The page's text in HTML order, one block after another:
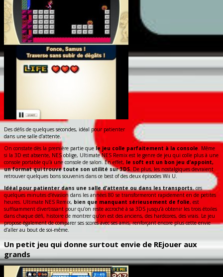
Des défis de quelques secondes, idéal pour patienter
dans une salle d’attente.
On constate dès la première partie quele jeu colle parfaitement à la console. Même
si la 3D est absente, NES oblige, Ultimate NES Remix est le genre de jeu qui colle plus à une
console portable qu’à une console de salon. En effet, le soft est un bon jeu d’appoint,
un format qui trouve toute son utilité sur 3DS.De plus, les nostalgiques devraient
retrouver quelques bons souvenirs dans ce best of des deux épisodes Wii U.
Idéal pour patienter dans une salle d’attente ou dans les transports, ces
quelques minutes d’évasion dans les années 80 se transformeront rapidement en de petites
heures. Ultimate NES Remix, bien que manquant sérieusement de folie, est
suffisamment divertissant pour qu’on reste accroché à sa 3DS jusqu’à obtenir les trois étoiles
dans chaque défi, histoire de montrer qu’on est des anciens, des hardcores, des vrais. Le jeu
propose également de comparer ses scores avec ses amis, renforçant encore plus cette envie
d’aller au bout de soi-même.
Un petit jeu qui donne surtout envie de REjouer aux
grands